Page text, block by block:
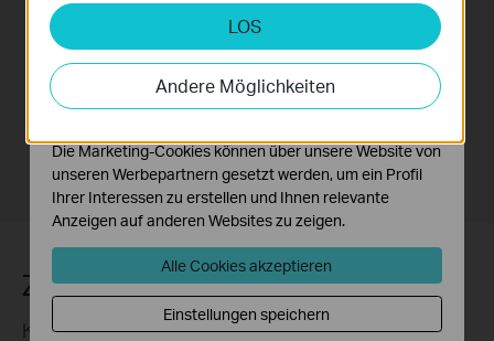
Zwei-Wege-Audio
Kommunizieren Sie bequem aus der Ferne mit
LOS
Andere Möglichkeiten
Analyse- und Marketing-Cookies
Analyse-Cookies ermöglichen es uns, Ihre Aktivitäten
auf unserer Website zu analysieren, um die
Funktionsweise unserer Website zu verbessern und
Die Marketing-Cookies können über unsere Website von
unseren Werbepartnern gesetzt werden, um ein Profil
Ihrer Interessen zu erstellen und Ihnen relevante
Anzeigen auf anderen Websites zu zeigen.
Alle Cookies akzeptieren
Einstellungen speichern